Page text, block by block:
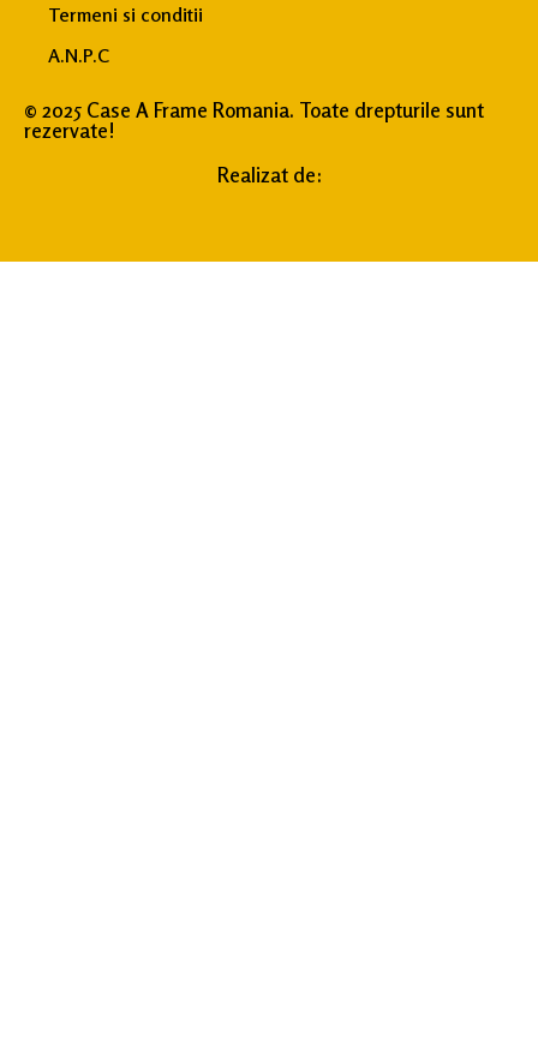
Termeni si conditii
A.N.P.C
© 2025 Case A Frame Romania. Toate drepturile sunt
rezervate!
Realizat de: